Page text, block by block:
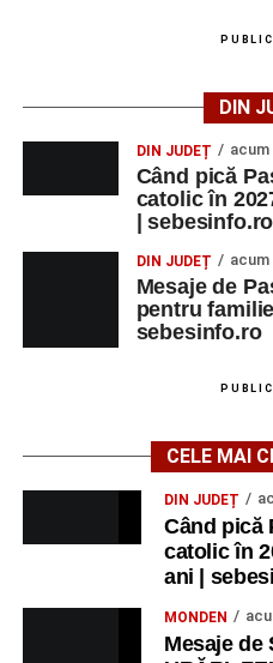
DIN
DIN JUDEȚ acum
Când pică
catolic în
| sebesinfo.ro
DIN JUDEȚ acum
Mesaje de
pentru
sebesinfo.ro
CELE MAI
DIN JUDEȚ
Când pică
catolic în
ani |
MONDEN
Mesaje de